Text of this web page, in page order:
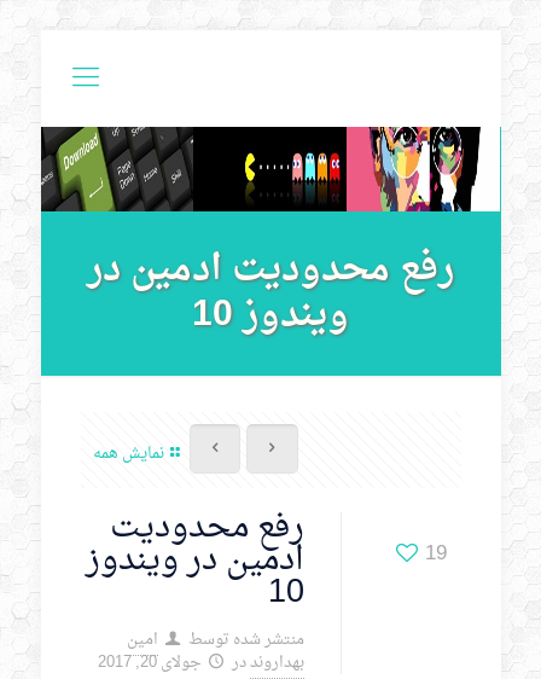
رفع محدودیت ادمین در
ویندوز 10
نمایش همه
19 رفع محدودیت
ادمین در ویندوز
10
منتشر شده توسط امین
بهدارونددر جولای 20, 2017